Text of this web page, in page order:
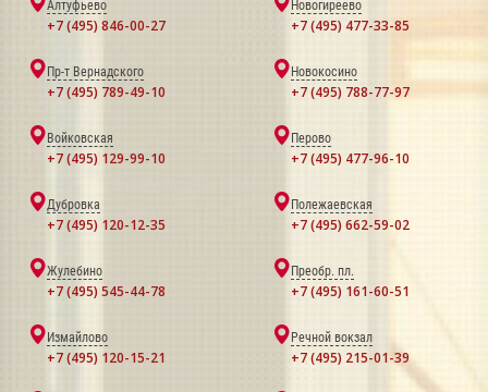
Алтуфьево
+7 (495) 846-00-27
Новогиреево
+7 (495) 477-33-85
Пр-т Вернадского
+7 (495) 789-49-10
Новокосино
+7 (495) 788-77-97
Войковская
+7 (495) 129-99-10
Перово
+7 (495) 477-96-10
Дубровка
+7 (495) 120-12-35
Полежаевская
+7 (495) 662-59-02
Жулебино
+7 (495) 545-44-78
Преобр. пл.
+7 (495) 161-60-51
Измайлово
+7 (495) 120-15-21
Речной вокзал
+7 (495) 215-01-39